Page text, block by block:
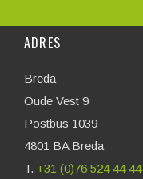
ADRES
Breda
Oude Vest 9
Postbus 1039
4801 BA Breda
T. +31 (0)76 524 44 44